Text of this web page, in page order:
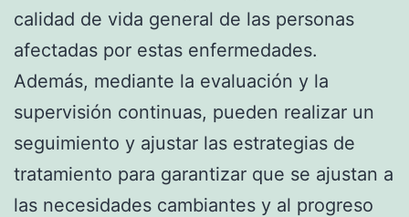
calidad de vida general de las personas
afectadas por estas enfermedades.
Además, mediante la evaluación y la
supervisión continuas, pueden realizar un
seguimiento y ajustar las estrategias de
tratamiento para garantizar que se ajustan a
las necesidades cambiantes y al progreso